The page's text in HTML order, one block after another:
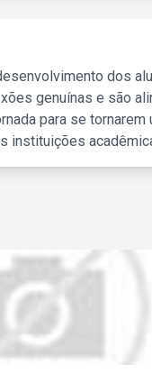
dos
genuínas e são
para se